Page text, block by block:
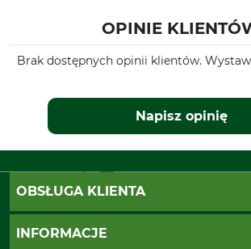
OPINIE
Brak dostępnych opinii klientów.
Napisz opinię
OBSŁUGA KLIENTA
Katalogi Grube
INFORMACJE